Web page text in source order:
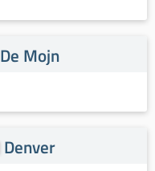
De Mojn
Denver